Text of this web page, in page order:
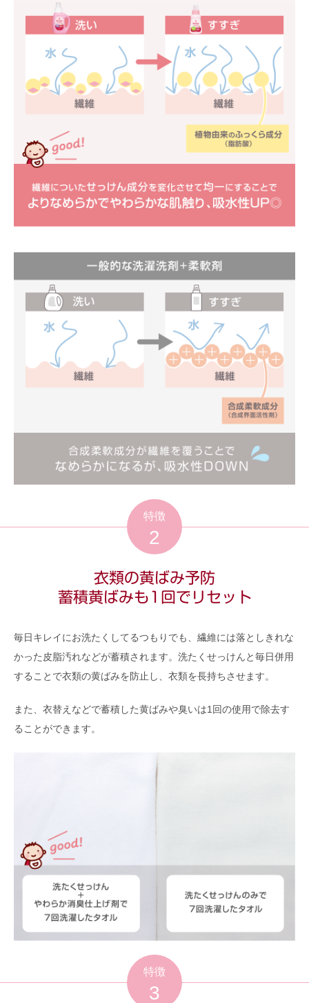
特徴
2
衣類の黄ばみ予防
蓄積黄ばみも1回でリセット
毎日キレイにお洗たくしてるつもりでも、繊維には落としきれな
かった皮脂汚れなどが蓄積されます。洗たくせっけんと毎日併用
することで衣類の黄ばみを防止し、衣類を長持ちさせます。
また、衣替えなどで蓄積した黄ばみや臭いは1回の使用で除去す
ることができます。
特徴
3